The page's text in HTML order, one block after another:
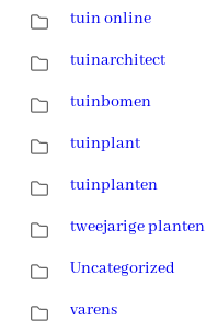
tuin online
tuinarchitect
tuinbomen
tuinplant
tuinplanten
tweejarige planten
Uncategorized
varens